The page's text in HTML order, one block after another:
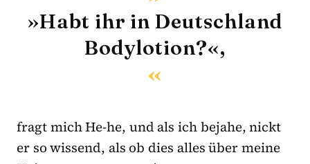
»Habt ihr in Deutschland
Bodylotion?«,
fragt mich He-he, und als ich bejahe, nickt
er so wissend, als ob dies alles über meine